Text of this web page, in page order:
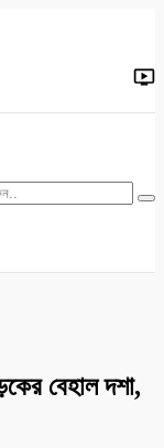
জাতীয় যশোর
বেহাল দশা,